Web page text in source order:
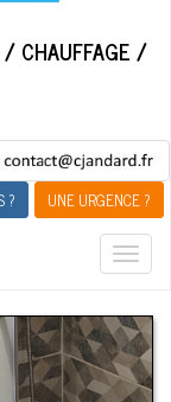
/ CHAUFFAGE /
? UNE URGENCE ?